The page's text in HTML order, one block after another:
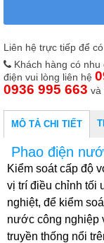
Liên hệ trực tiếp để
Khách hàng có
điện vui lòng liên hệ
0936 995 663 và
MÔ TẢ CHI TIẾT
Phao điện
Kiểm soát cấp độ
vị trí điều chỉnh tối
nghiệt, để kiểm
nước công nghiệp
truyền thống nổi